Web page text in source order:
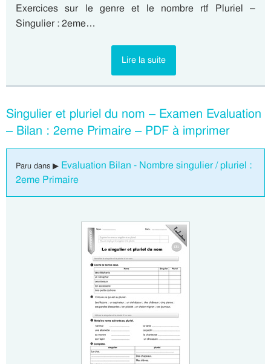
Exercices sur le genre et le nombre rtf Pluriel –
Singulier : 2eme…
Lire la suite
Singulier et pluriel du nom – Examen Evaluation
– Bilan : 2eme Primaire – PDF à imprimer
Paru dans ▶ Evaluation Bilan - Nombre singulier / pluriel :
2eme Primaire